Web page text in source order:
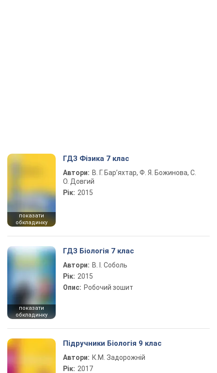
показати
обкладинку
ГДЗ Фізика 7 клас
Автори: В. Г. Бар’яхтар, Ф. Я. Божинова, С.
О. Довгий
Рік: 2015
показати
обкладинку
ГДЗ Біологія 7 клас
Автори: В. І. Соболь
Рік: 2015
Опис: Робочий зошит
Підручники Біологія 9 клас
Автори: К.М. Задорожній
Рік: 2017